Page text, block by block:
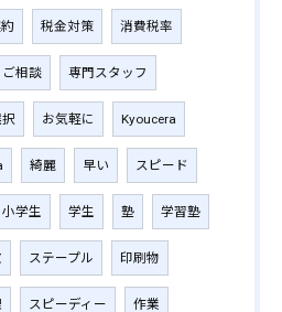
税金対策 消費税率
ご相談 専門スタッフ
お気軽に Kyoucera
綺麗 早い スピード
小学生 学生 塾 学習塾
ステープル 印刷物
スピーディー 作業